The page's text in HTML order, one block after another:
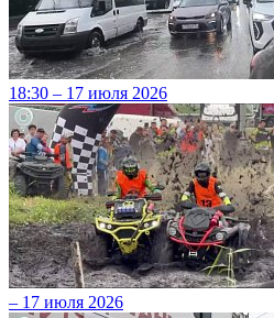
18:30 – 17 июля 2026
– 17 июля 2026